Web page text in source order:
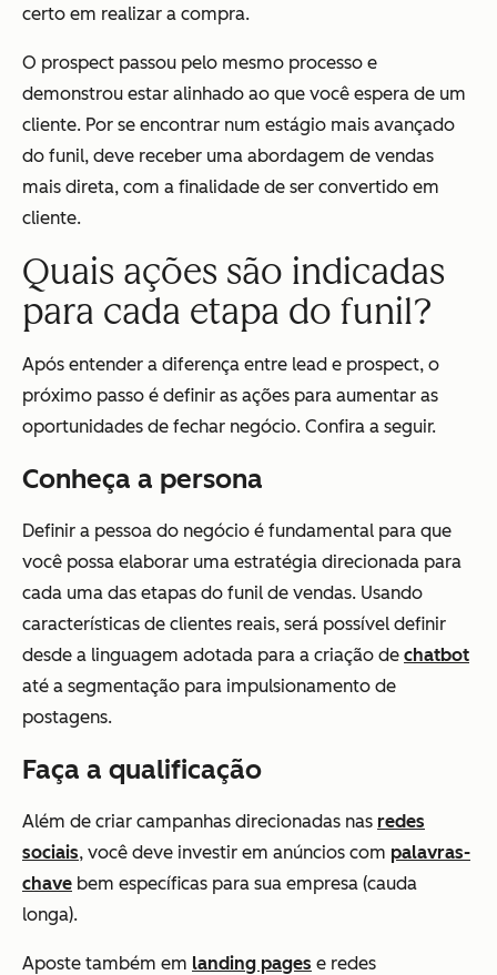
certo em realizar a compra.
O prospect passou pelo mesmo processo e
demonstrou estar alinhado ao que você espera de um
cliente. Por se encontrar num estágio mais avançado
do funil, deve receber uma abordagem de vendas
mais direta, com a finalidade de ser convertido em
cliente.
Quais ações são indicadas
para cada etapa do funil?
Após entender a diferença entre lead e prospect, o
próximo passo é definir as ações para aumentar as
oportunidades de fechar negócio. Confira a seguir.
Conheça a persona
Definir a pessoa do negócio é fundamental para que
você possa elaborar uma estratégia direcionada para
cada uma das etapas do funil de vendas. Usando
características de clientes reais, será possível definir
desde a linguagem adotada para a criação de chatbot
até a segmentação para impulsionamento de
postagens.
Faça a qualificação
Além de criar campanhas direcionadas nas redes
sociais, você deve investir em anúncios com palavras-
chave bem específicas para sua empresa (cauda
longa).
Aposte também em landing pages e redes